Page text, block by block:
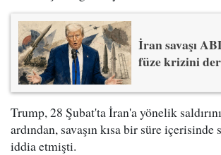
İran savaşı
füze krizini
Trump, 28 Şubat'ta İran'a yönelik
ardından, savaşın kısa bir süre içerisinde
iddia etmişti.